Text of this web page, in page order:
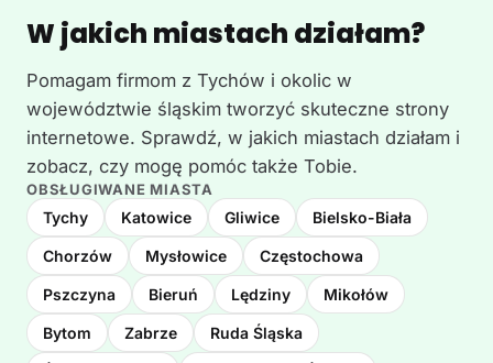
W jakich miastach działam?
Pomagam firmom z Tychów i okolic w
województwie śląskim tworzyć skuteczne strony
internetowe. Sprawdź, w jakich miastach działam i
zobacz, czy mogę pomóc także Tobie.
OBSŁUGIWANE MIASTA
Tychy Katowice Gliwice Bielsko-Biała
Chorzów Mysłowice Częstochowa
Pszczyna Bieruń Lędziny Mikołów
Bytom Zabrze Ruda Śląska